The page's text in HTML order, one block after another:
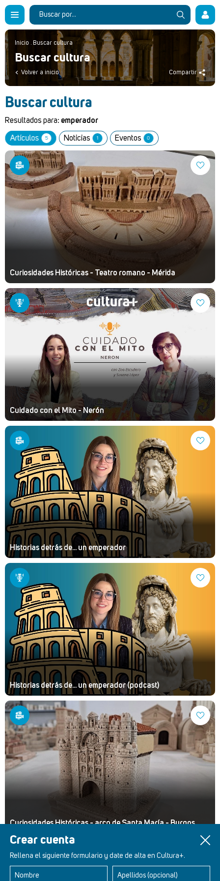
Crear cuenta
Rellena el siguiente formulario y date de alta en Cultura+.
Nombre Apellidos (opcional)
Inicio . Buscar cultura
Buscar cultura
Volver a inicio Compartir
Buscar cultura
Resultados para: emperador
Artículos 5 Noticias 1 Eventos 0
Curiosidades Históricas - Teatro romano - Mérida
Cuidado con el Mito - Nerón
Historias detrás de... un emperador
Historias detrás de... un emperador (podcast)
Curiosidades Históricas - arco de Santa María - Burgos
Retablos Renacentistas Este de León